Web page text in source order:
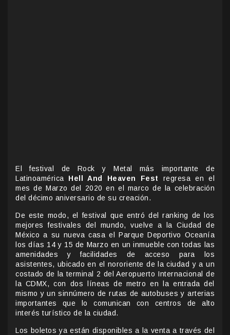
El festival de Rock y Metal más importante de
Latinoamérica Hell And Heaven Fest
regresa en el
mes de Marzo del 2020 en el marco de la celebración
del décimo aniversario de su creación.
De este modo, el festival que entró del ranking de los
mejores festivales del mundo, vuelve a la Ciudad de
México a su nueva casa el Parque Deportivo Oceanía
los días 14 y 15 de Marzo en un inmueble con todas las
amenidades y facilidades de acceso para los
asistentes, ubicado en el nororiente de la ciudad y a un
costado de la terminal 2 del Aeropuerto Internacional de
la CDMX, con dos líneas de metro en la entrada del
mismo y un sinnúmero de rutas de autobuses y arterias
importantes que lo comunican con centros de alto
interés turístico de la ciudad.
Los boletos ya están disponibles a la venta a través del